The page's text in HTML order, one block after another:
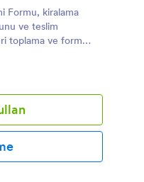
Formu, kiralama
ve teslim
toplama ve form
isteyen ev